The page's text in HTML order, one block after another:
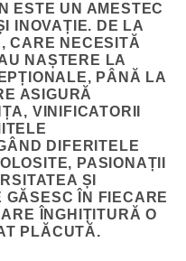
ESTE UN AMESTEC
INOVAȚIE. DE LA
CARE NECESITĂ
NAȘTERE LA
PÂNĂ LA
ASIGURĂ
VINIFICATORII
DIFERITELE
PASIONAȚII
ȘI
GĂSESC ÎN FIECARE
ÎNGHIȚITURĂ O
PLĂCUTĂ.